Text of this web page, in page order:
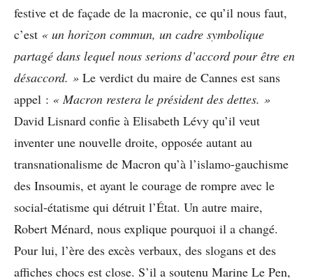
festive et de façade de la macronie, ce qu’il nous faut,
c’est « un horizon commun, un cadre symbolique
partagé dans lequel nous serions d’accord pour être en
désaccord. » Le verdict du maire de Cannes est sans
appel : « Macron restera le président des dettes. »
David Lisnard confie à Elisabeth Lévy qu’il veut
inventer une nouvelle droite, opposée autant au
transnationalisme de Macron qu’à l’islamo-gauchisme
des Insoumis, et ayant le courage de rompre avec le
social-étatisme qui détruit l’État. Un autre maire,
Robert Ménard, nous explique pourquoi il a changé.
Pour lui, l’ère des excès verbaux, des slogans et des
affiches chocs est close. S’il a soutenu Marine Le Pen,